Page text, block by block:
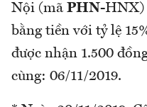
Nội (mã PHN-HNX)
bằng tiền với tỷ lệ
được nhận 1.500
cùng: 06/11/2019.